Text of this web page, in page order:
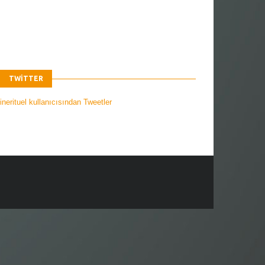
TWITTER
kullanıcısından Tweetler